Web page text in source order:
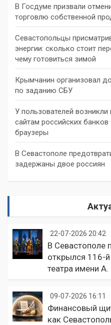
В Госдуме призвали
торговлю собственной
Севастопольцы
энергии: сколько стоит
чему готовиться зимой
Крымчанин организовал
по заданию СБУ
У пользователей
сайтам российских
браузеры
В Севастополе
задержаны двое россиян
22-07-2026 20:42
В Севастополе
открылся 116-
театра имени
09-07-2026 16:11
Финансовый
как